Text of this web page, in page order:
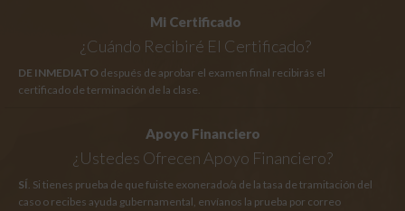
Mi Certificado
¿Cuándo Recibiré El Certificado?
DE INMEDIATO después de aprobar el examen final recibirás el
certificado de terminación de la clase.
Apoyo Financiero
¿Ustedes Ofrecen Apoyo Financiero?
SÍ. Si tienes prueba de que fuiste exonerado/a de la tasa de tramitación del
caso o recibes ayuda gubernamental, envíanos la prueba por correo